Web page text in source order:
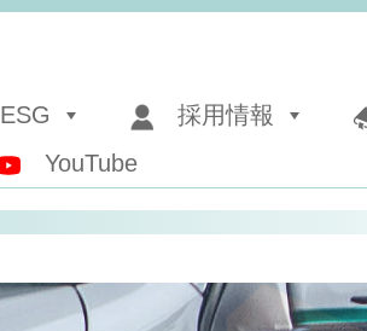
ESG 採用情報
YouTube